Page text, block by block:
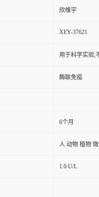
欣维宇
XEY-37621
用于科学实验,
酶联免疫
6个月
人 动物 植物
1.0 U/L